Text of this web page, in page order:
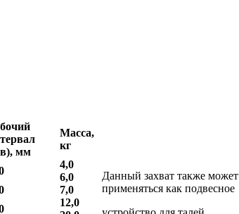
мм
Масса,
кг
4,0
6,0
7,0
12,0
Данный захват также может
применяться как подвесное